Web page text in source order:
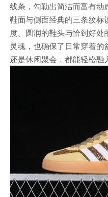
线条，勾勒出简洁而富有动
鞋面与侧面经典的三条纹标
度。圆润的鞋头与恰到好
灵魂，也确保了日常穿着
还是休闲聚会，都能轻松融